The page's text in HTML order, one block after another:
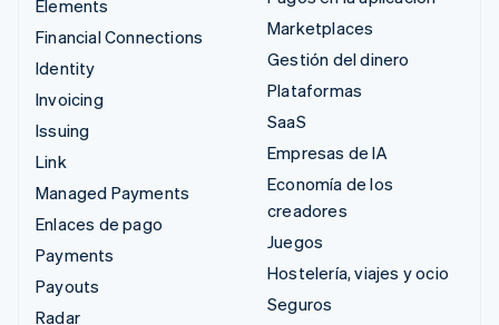
Elements
Financial Connections
Identity
Invoicing
Issuing
Link
Managed Payments
Enlaces de pago
Payments
Payouts
Radar
Marketplaces
Gestión del dinero
Plataformas
SaaS
Empresas de IA
Economía de los
creadores
Juegos
Hostelería, viajes y ocio
Seguros